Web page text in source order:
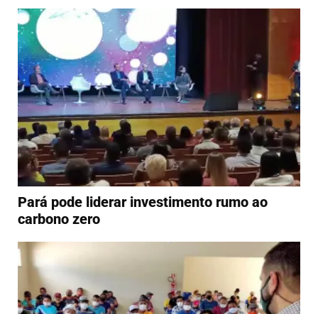
Pará pode liderar investimento rumo ao
carbono zero